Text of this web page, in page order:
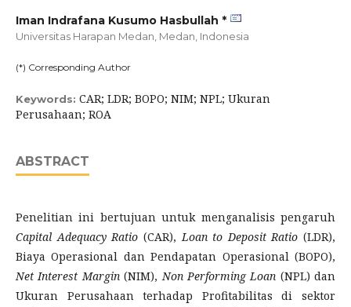
Iman Indrafana Kusumo Hasbullah *
Universitas Harapan Medan, Medan, Indonesia
(*) Corresponding Author
Keywords: CAR; LDR; BOPO; NIM; NPL; Ukuran
Perusahaan; ROA
ABSTRACT
Penelitian ini bertujuan untuk menganalisis pengaruh
Capital Adequacy Ratio (CAR),Loan to Deposit Ratio (LDR),
Biaya Operasional dan Pendapatan Operasional (BOPO),
Net Interest Margin(NIM),Non Performing Loan (NPL) dan
Ukuran Perusahaan terhadap Profitabilitas di sektor